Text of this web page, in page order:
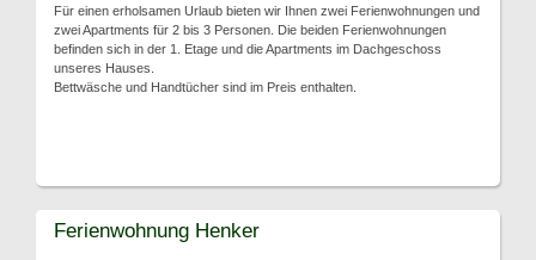
Für einen erholsamen Urlaub bieten wir Ihnen zwei Ferienwohnungen und
zwei Apartments für 2 bis 3 Personen. Die beiden Ferienwohnungen
befinden sich in der 1. Etage und die Apartments im Dachgeschoss
unseres Hauses.
Bettwäsche und Handtücher sind im Preis enthalten.
Ferienwohnung Henker